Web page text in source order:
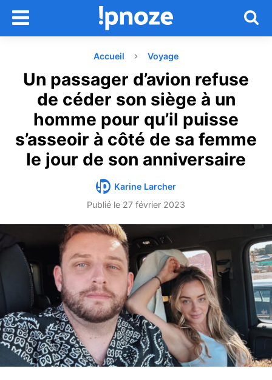
Accueil Voyage
Un passager d’avion refuse
de céder son siège à un
homme pour qu’il puisse
s’asseoir à côté de sa femme
le jour de son anniversaire
Karine Larcher
Publié le 27 février 2023